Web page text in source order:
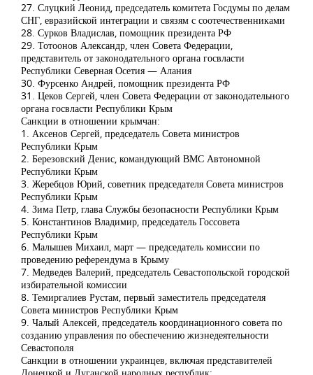
27. Слуцкий Леонид, председатель комитета Госдумы по делам
СНГ, евразийской интеграции и связям с соотечественниками
28. Сурков Владислав, помощник президента РФ
29. Тотоонов Александр, член Совета Федерации,
представитель от законодательного органа госвласти
Республики Северная Осетия — Алания
30. Фурсенко Андрей, помощник президента РФ
31. Цеков Сергей, член Совета Федерации от законодательного
органа госвласти Республики Крым
Санкции в отношении крымчан:
1. Аксенов Сергей, председатель Совета министров
Республики Крым
2. Березовский Денис, командующий ВМС Автономной
Республики Крым
3. Жеребцов Юрий, советник председателя Совета министров
Республики Крым
4. Зима Петр, глава Службы безопасности Республики Крым
5. Константинов Владимир, председатель Госсовета
Республики Крым
6. Малышев Михаил, март — председатель комиссии по
проведению референдума в Крыму
7. Медведев Валерий, председатель Севастопольской городской
избирательной комиссии
8. Темиргалиев Рустам, первый заместитель председателя
Совета министров Республики Крым
9. Чалый Алексей, председатель координационного совета по
созданию управления по обеспечению жизнедеятельности
Севастополя
Санкции в отношении украинцев, включая представителей